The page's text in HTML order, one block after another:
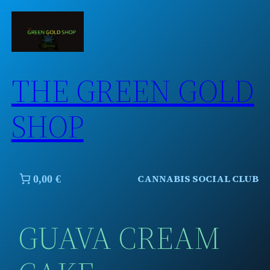
Skip
THE GREEN GOLD
SHOP
0,00 € CANNABIS SOCIAL CLUB
GUAVA CREAM